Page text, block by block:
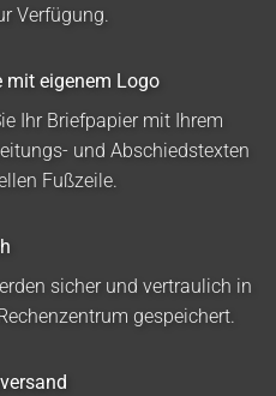
Verfügung.
mit eigenem Logo
Ihr Briefpapier mit Ihrem
und Abschiedstexten
Fußzeile.
sicher und vertraulich in
gespeichert.